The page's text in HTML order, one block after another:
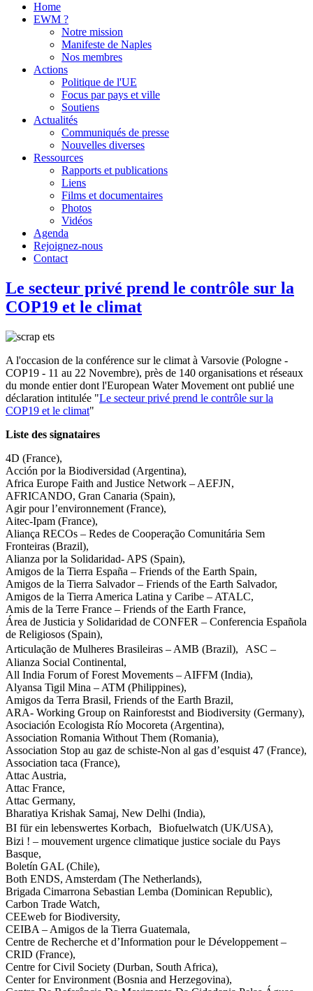
Home
EWM ?
Notre mission
Manifeste de Naples
Nos membres
Actions
Politique de l'UE
Focus par pays et ville
Soutiens
Actualités
Communiqués de presse
Nouvelles diverses
Ressources
Rapports et publications
Liens
Films et documentaires
Photos
Vidéos
Agenda
Rejoignez-nous
Contact
Le secteur privé prend le contrôle sur la
COP19 et le climat
A l'occasion de la conférence sur le climat à Varsovie (Pologne -
COP19 - 11 au 22 Novembre), près de 140 organisations et réseaux
du monde entier dont l'European Water Movement ont publié une
déclaration intitulée "Le secteur privé prend le contrôle sur la
COP19 et le climat"
Liste des signataires
4D (France),
Acción por la Biodiversidad (Argentina),
Africa Europe Faith and Justice Network – AEFJN,
AFRICANDO, Gran Canaria (Spain),
Agir pour l’environnement (France),
Aitec-Ipam (France),
Aliança RECOs – Redes de Cooperação Comunitária Sem
Fronteiras (Brazil),
Alianza por la Solidaridad- APS (Spain),
Amigos de la Tierra España – Friends of the Earth Spain,
Amigos de la Tierra Salvador – Friends of the Earth Salvador,
Amigos de la Tierra America Latina y Caribe – ATALC,
Amis de la Terre France – Friends of the Earth France,
Área de Justicia y Solidaridad de CONFER – Conferencia Española
de Religiosos (Spain),
Articulação de Mulheres Brasileiras – AMB (Brazil), ASC –
Alianza Social Continental,
All India Forum of Forest Movements – AIFFM (India),
Alyansa Tigil Mina – ATM (Philippines),
Amigos da Terra Brasil, Friends of the Earth Brazil,
ARA- Working Group on Rainforestst and Biodiversity (Germany),
Asociación Ecologista Río Mocoreta (Argentina),
Association Romania Without Them (Romania),
Association Stop au gaz de schiste-Non al gas d’esquist 47 (France),
Association taca (France),
Attac Austria,
Attac France,
Attac Germany,
Bharatiya Krishak Samaj, New Delhi (India),
BI für ein lebenswertes Korbach, Biofuelwatch (UK/USA),
Bizi ! – mouvement urgence climatique justice sociale du Pays
Basque,
Boletín GAL (Chile),
Both ENDS, Amsterdam (The Netherlands),
Brigada Cimarrona Sebastian Lemba (Dominican Republic),
Carbon Trade Watch,
CEEweb for Biodiversity,
CEIBA – Amigos de la Tierra Guatemala,
Centre de Recherche et d’Information pour le Développement –
CRID (France),
Centre for Civil Society (Durban, South Africa),
Center for Environment (Bosnia and Herzegovina),